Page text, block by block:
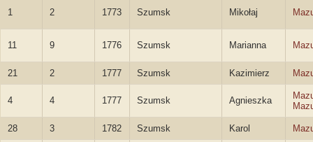
1 2 1773 Szumsk Mikołaj
11 9 1776 Szumsk Marianna
21 2 1777 Szumsk Kazimierz
4 4 1777 Szumsk Agnieszka
28 3 1782 Szumsk Karol